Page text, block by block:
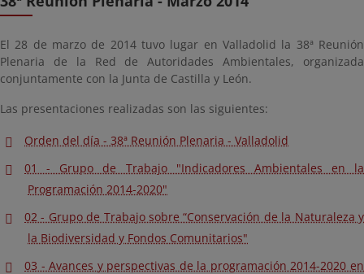
El 28 de marzo de 2014 tuvo lugar en Valladolid la 38ª Reunión
Plenaria de la Red de Autoridades Ambientales, organizada
conjuntamente con la Junta de Castilla y León.
Las presentaciones realizadas son las siguientes:
Orden del día - 38ª Reunión Plenaria - Valladolid
01 - Grupo de Trabajo "Indicadores Ambientales en la
Programación 2014-2020"
02 - Grupo de Trabajo sobre “Conservación de la Naturaleza y
la Biodiversidad y Fondos Comunitarios"
03 - Avances y perspectivas de la programación 2014-2020 en